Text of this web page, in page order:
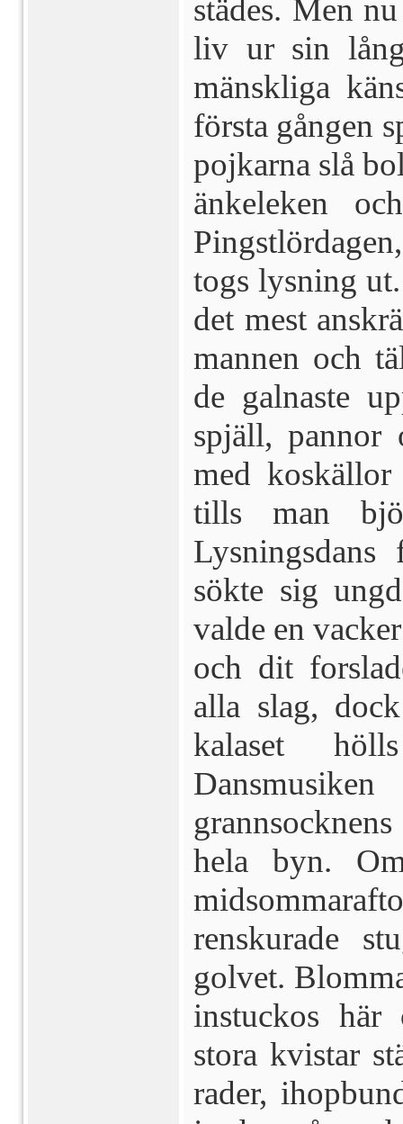
städes. Men
liv ur sin
mänskliga
första gången
pojkarna slå
änkeleken
togs lysning
det mest
mannen och
de galnaste
spjäll, pannor
med
tills man
Lysningsdans
sökte sig
valde en
och dit
alla slag,
kalaset
hela byn.
renskurade
golvet.
instuckos här
stora kvistar
rader,